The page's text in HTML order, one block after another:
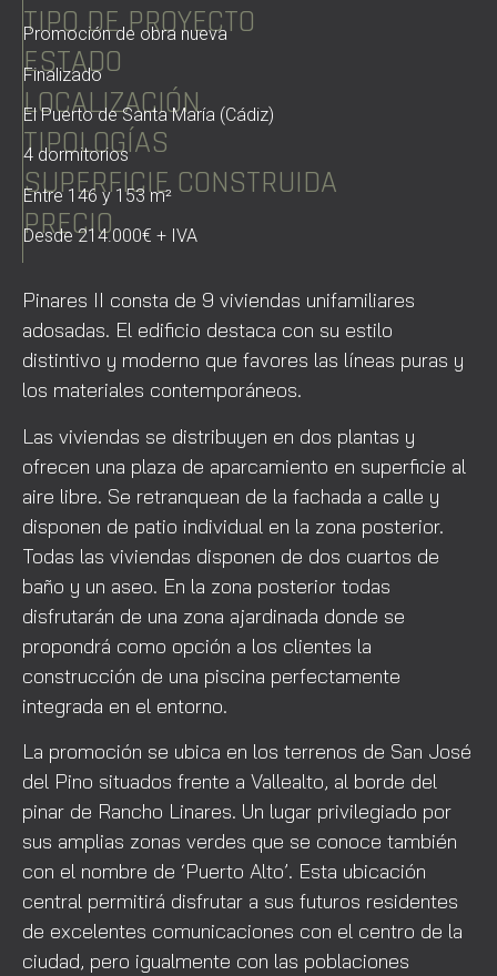
Pinares II consta de 9 viviendas unifamiliares
adosadas. El edificio destaca con su estilo
distintivo y moderno que favores las líneas puras y
los materiales contemporáneos.
Las viviendas se distribuyen en dos plantas y
ofrecen una plaza de aparcamiento en superficie al
aire libre. Se retranquean de la fachada a calle y
disponen de patio individual en la zona posterior.
Todas las viviendas disponen de dos cuartos de
baño y un aseo. En la zona posterior todas
disfrutarán de una zona ajardinada donde se
propondrá como opción a los clientes la
construcción de una piscina perfectamente
integrada en el entorno.
La promoción se ubica en los terrenos de San José
del Pino situados frente a Vallealto, al borde del
pinar de Rancho Linares. Un lugar privilegiado por
sus amplias zonas verdes que se conoce también
con el nombre de ‘Puerto Alto’. Esta ubicación
central permitirá disfrutar a sus futuros residentes
de excelentes comunicaciones con el centro de la
ciudad, pero igualmente con las poblaciones
TIPO DE PROYECTO
Promoción de obra nueva
ESTADO
Finalizado
LOCALIZACIÓN
El Puerto de Santa María (Cádiz)
TIPOLOGÍAS
4 dormitorios
SUPERFICIE CONSTRUIDA
Entre 146 y 153 m²
PRECIO
Desde 214.000€ + IVA